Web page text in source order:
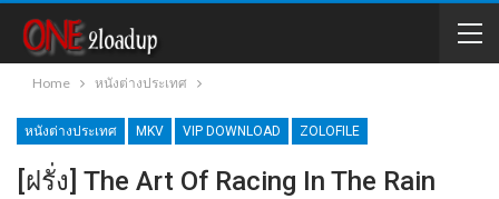
Home หนังต่างประเทศ
หนังต่างประเทศ MKV VIP DOWNLOAD ZOLOFILE
[ฝรั่ง] The Art Of Racing In The Rain